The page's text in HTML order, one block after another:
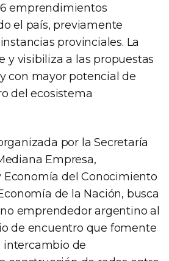
emprendimientos
el país, previamente
provinciales. La
y visibiliza a las propuestas
con mayor potencial de
del ecosistema
por la Secretaría
Empresa,
Economía del Conocimiento
de la Nación, busca
emprendedor argentino al
de encuentro que fomente
intercambio de